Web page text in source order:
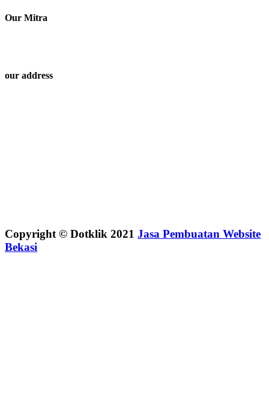
Our Mitra
our address
Copyright © Dotklik 2021 Jasa Pembuatan Website
Bekasi